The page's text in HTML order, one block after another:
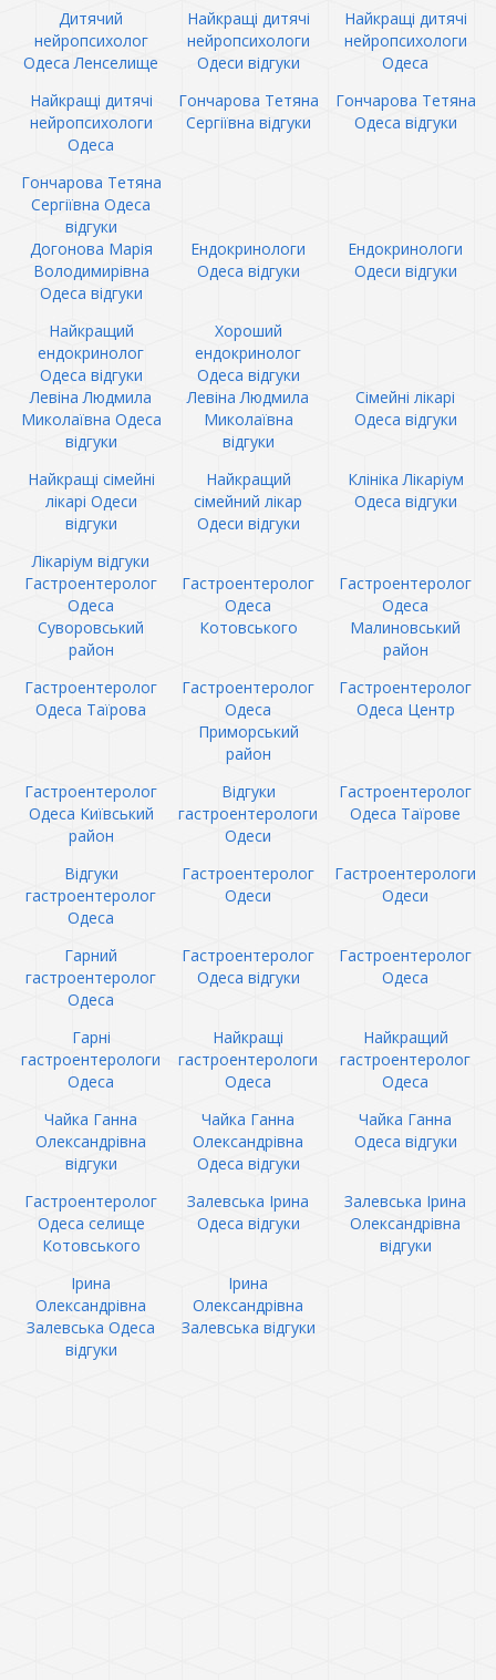
Дитячий
нейропсихолог
Одеса Ленселище
Найкращі дитячі
нейропсихологи
Одеси відгуки
Найкращі дитячі
нейропсихологи
Одеса
Найкращі дитячі
нейропсихологи
Одеса
Гончарова Тетяна
Сергіївна відгуки
Гончарова Тетяна
Одеса відгуки
Гончарова Тетяна
Сергіївна Одеса
відгуки
Догонова Марія
Володимирівна
Одеса відгуки
Ендокринологи
Одеса відгуки
Ендокринологи
Одеси відгуки
Найкращий
ендокринолог
Одеса відгуки
Хороший
ендокринолог
Одеса відгуки
Левіна Людмила
Миколаївна Одеса
відгуки
Левіна Людмила
Миколаївна
відгуки
Сімейні лікарі
Одеса відгуки
Найкращі сімейні
лікарі Одеси
відгуки
Найкращий
сімейний лікар
Одеси відгуки
Клініка Лікаріум
Одеса відгуки
Лікаріум відгуки
Гастроентеролог
Одеса
Суворовський
район
Гастроентеролог
Одеса
Котовського
Гастроентеролог
Одеса
Малиновський
район
Гастроентеролог
Одеса Таїрова
Гастроентеролог
Одеса
Приморський
район
Гастроентеролог
Одеса Центр
Гастроентеролог
Одеса Київський
район
Відгуки
гастроентерологи
Одеси
Гастроентеролог
Одеса Таїрове
Відгуки
гастроентеролог
Одеса
Гастроентеролог
Одеси
Гастроентерологи
Одеси
Гарний
гастроентеролог
Одеса
Гастроентеролог
Одеса відгуки
Гастроентеролог
Одеса
Гарні
гастроентерологи
Одеса
Найкращі
гастроентерологи
Одеса
Найкращий
гастроентеролог
Одеса
Чайка Ганна
Олександрівна
відгуки
Чайка Ганна
Олександрівна
Одеса відгуки
Чайка Ганна
Одеса відгуки
Гастроентеролог
Одеса селище
Котовського
Залевська Ірина
Одеса відгуки
Залевська Ірина
Олександрівна
відгуки
Ірина
Олександрівна
Залевська Одеса
відгуки
Ірина
Олександрівна
Залевська відгуки